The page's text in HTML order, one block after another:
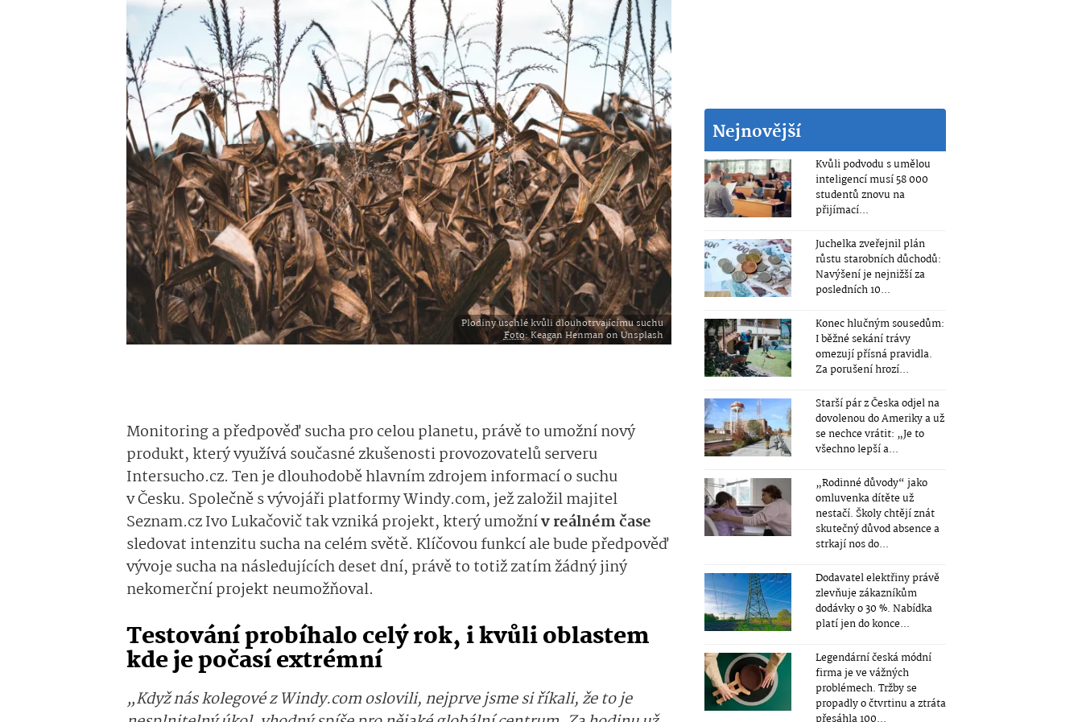
Plodiny uschlé kvůli dlouhotrvajícímu suchu
Foto: Keagan Henman on Unsplash
Monitoring a předpověď sucha pro celou planetu, právě to umožní nový
produkt, který využívá současné zkušenosti provozovatelů serveru
Intersucho.cz. Ten je dlouhodobě hlavním zdrojem informací o suchu
v Česku. Společně s vývojáři platformy Windy.com, jež založil majitel
Seznam.cz Ivo Lukačovič tak vzniká projekt, který umožnív reálném čase
sledovat intenzitu sucha na celém světě. Klíčovou funkcí ale bude předpověď
vývoje sucha na následujících deset dní, právě to totiž zatím žádný jiný
nekomerční projekt neumožňoval.
Testování probíhalo celý rok, i kvůli oblastem
kde je počasí extrémní
„Když nás kolegové z Windy.com oslovili, nejprve jsme si říkali, že to je
Nejnovější
Kvůli podvodu s umělou
inteligencí musí 58 000
studentů znovu na
přijímací...
Juchelka zveřejnil plán
růstu starobních důchodů:
Navýšení je nejnižší za
posledních 10...
Konec hlučným sousedům:
I běžné sekání trávy
omezují přísná pravidla.
Za porušení hrozí...
Starší pár z Česka odjel na
dovolenou do Ameriky a už
se nechce vrátit: „Je to
všechno lepší a...
„Rodinné důvody“ jako
omluvenka dítěte už
nestačí. Školy chtějí znát
skutečný důvod absence a
strkají nos do...
Dodavatel elektřiny právě
zlevňuje zákazníkům
dodávky o 30 %. Nabídka
platí jen do konce...
Legendární česká módní
firma je ve vážných
problémech. Tržby se
propadly o čtvrtinu a ztráta